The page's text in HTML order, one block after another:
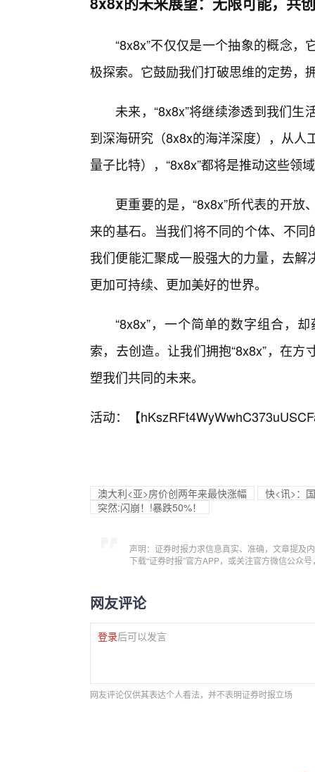
“8x8x”不仅仅是一个抽象的概念
极探索。它鼓励我们打破思维的定势，
未来，“8x8x”将继续渗透到我们
到深海研究（8x8x的海洋深度），从
量子比特），“8x8x”都将是推动这些领
更重要的是，“8x8x”所代表的开
来的基石。当我们将不同的个体、不同
我们便能汇聚成一股强大的力量，去
更加可持续、更加美好的世界。
“8x8x”，一个简单的数字组合，
索，去创造。让我们拥抱“8x8x”，在
塑我们共同的未来。
活动：【
澳大利<亚>房价创两年来最快涨幅
快<讯>：
突然:闪崩！!暴跌50%！
声明：证券时报力求信息真实、准确，文章提及
下载“证券时报”官方APP，或关注官方微信公众
网友评论
登录后可以发言
网友评论仅供其表达个人看法，并不表明证券时报立场